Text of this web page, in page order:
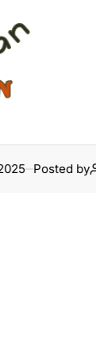
Posted by